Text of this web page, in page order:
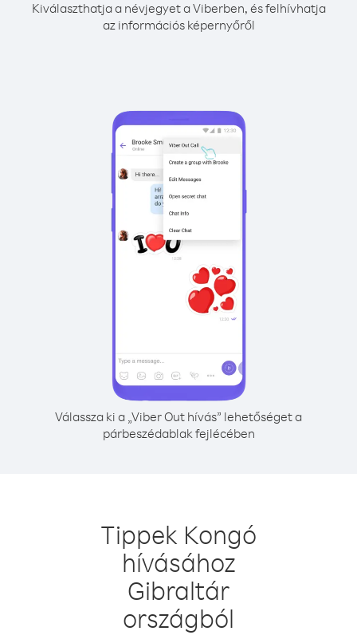
Kiválaszthatja a névjegyet a Viberben, és felhívhatja
az információs képernyőről
Válassza ki a „Viber Out hívás” lehetőséget a
párbeszédablak fejlécében
Tippek Kongó
hívásához
Gibraltár
országból